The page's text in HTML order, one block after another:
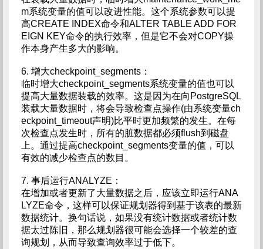
m系统变量的值可以改进性能。这个系统参数可以提
高CREATE INDEX命令和ALTER TABLE ADD FOR
EIGN KEY命令的执行效率，但是它不会对COPY操
作本身产生多大的影响。
6. 增大checkpoint_segments：
临时增大checkpoint_segments系统变量的值也可以
提高大量数据装载的效率。这是因为在向PostgreSQL
装载大量数据时，将会导致检查点操作(由系统变量ch
eckpoint_timeout声明)比平时更加频繁的发生。在每
次检查点发生时，所有的脏数据都必须flush到磁盘
上。通过提高checkpoint_segments变量的值，可以
有效的减少检查点的数目。
7. 事后运行ANALYZE：
在增加或者更新了大量数据之后，应该立即运行ANA
LYZE命令，这样可以保证规划器得到基于该表的最新
数据统计。换句话说，如果没有统计数据或者统计数
据太过陈旧，那么规划器很可能会选择一个较差的查
询规划，从而导致查询效率过于低下。